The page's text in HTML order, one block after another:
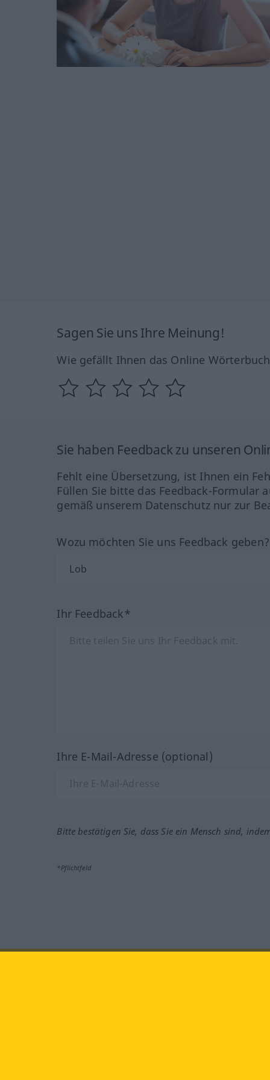
Sagen Sie uns Ihre Meinung!
Wie gefällt Ihnen das Online
Sie haben Feedback zu unseren
Fehlt eine Übersetzung, ist Ihnen ein
Füllen Sie bitte das Feedback-Formular
gemäß unserem Datenschutz nur zur
Wozu möchten Sie uns Feedback
Ihr Feedback*
Ihre E-Mail-Adresse (optional)
Bitte bestätigen Sie, dass Sie ein Mensch sind,
*Pflichtfeld